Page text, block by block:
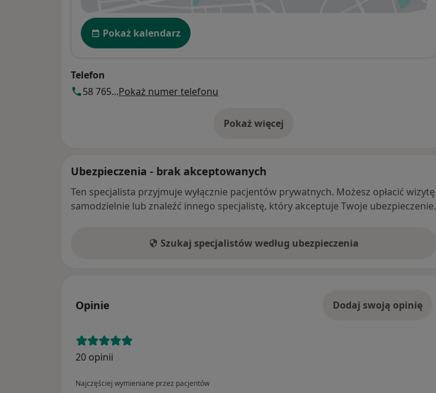
Dostępność
Pokaż kalendarz
Telefon
58 765...Pokaż numer telefonu
Pokaż więcej
o adresie
Ubezpieczenia - brak akceptowanych
Ten specjalista przyjmuje wyłącznie pacjentów prywatnych. Możesz opłacić wizytę
samodzielnie lub znaleźć innego specjalistę, który akceptuje Twoje ubezpieczenie.
Szukaj specjalistów według ubezpieczenia
Opinie Dodaj swoją opinię
20 opinii
Najczęściej wymieniane przez pacjentów